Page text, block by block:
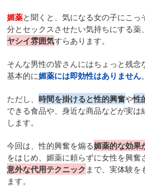
媚薬と聞くと、気になる女の子にこっ
分とセックスさせたい気持ちにする薬
ヤシイ雰囲気すらあります。
そんな男性の皆さんにはちょっと残念
基本的に媚薬には即効性はありません。
ただし、 時間を掛けると性的興奮や性
できる食品や、身近な商品などが実は
します。
今回は、性的興奮を煽る媚薬的な効果
をはじめ、媚薬に頼らずに女性を興奮
意外な代用テクニック まで、実体験を
ます。